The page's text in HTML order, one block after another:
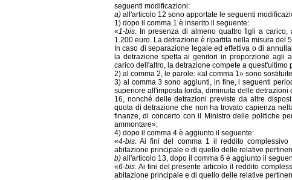
seguenti modificazioni:
a)all'articolo 12 sono apportate le seguenti
1) dopo il comma 1 è inserito il seguente:
«1-bis. In presenza di almeno quattro figli a
1.200 euro. La detrazione è ripartita nella misura del
In caso di separazione legale ed effettiva o di
la detrazione spetta ai genitori in proporzione agli
carico dell'altro, la detrazione compete a quest'ultimo
2) al comma 2, le parole: «al comma 1» sono
3) al comma 3 sono aggiunti, in fine, i seguenti
superiore all'imposta lorda, diminuita delle
16, nonché delle detrazioni previste da altre
quota di detrazione che non ha trovato capienza
finanze, di concerto con il Ministro delle politiche
ammontare»;
4) dopo il comma 4 è aggiunto il seguente:
«4-bis. Ai fini del comma 1 il reddito
abitazione principale e di quello delle relative
b)all'articolo 13, dopo il comma 6 è aggiunto il
«6-bis. Ai fini del presente articolo il reddito
abitazione principale e di quello delle relative